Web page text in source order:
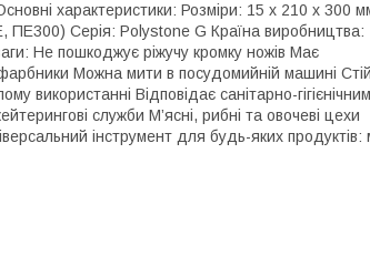
характеристики: Розміри: 15 x 210 x 300
ПЕ300) Серія: Polystone G Країна виробництва:
Не пошкоджує ріжучу кромку ножів Має
Можна мити в посудомийній машині
використанні Відповідає санітарно-
служби М’ясні, рибні та овочеві цехи
інструмент для будь-яких продуктів: